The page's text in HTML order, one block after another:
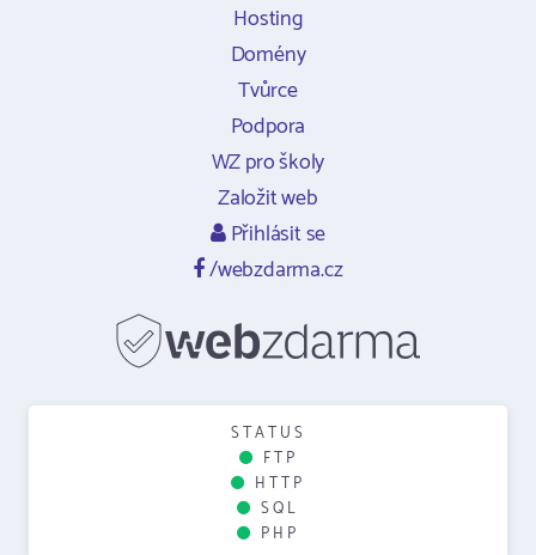
Hosting
Domény
Tvůrce
Podpora
WZ pro školy
Založit web
Přihlásit se
/webzdarma.cz
STATUS
FTP
HTTP
SQL
PHP